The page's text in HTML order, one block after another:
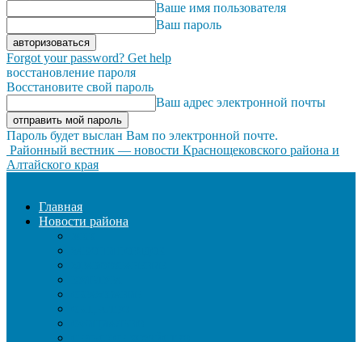
Ваше имя пользователя
Ваш пароль
Forgot your password? Get help
восстановление пароля
Восстановите свой пароль
Ваш адрес электронной почты
Пароль будет выслан Вам по электронной почте.
Районный вестник — новости Краснощековского района и
Алтайского края
Главная
Новости района